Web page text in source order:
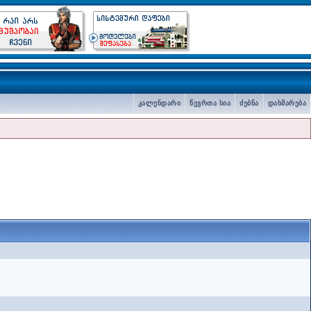
დახმარება
ძებნა
წევრთა სია
კალენდარი